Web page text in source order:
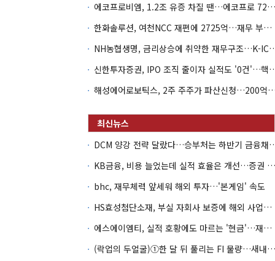
에코프로비엠, 1.2조 유증 차질 땐…에코프로 7270억 '독박'
한화솔루션, 여천NCC 재편에 2725억…재무 부담 커지나
NH농협생명, 금리상승에 취
신한투자증권, IPO 조직 줄
해성에어로보틱스, 2주 주주가 파산
DCM 양강 전략 달랐다
KB금융, 비용 늘었는데 실적 효율은 개선…증권 호황 효과
bhc, 재무체력 앞세워 해외 투자…'본게임' 속도
HS효성첨단소재, 부실 자회사 보증에 해외 사업까지…부담 '가중'
에스에이엠티, 실적 호황에도 마르는 '현금'…재고·달러빚 부담 확대
(락업의 두얼굴)①한 달 뒤 풀리는 FI 물량…새내기주 오버행 경계